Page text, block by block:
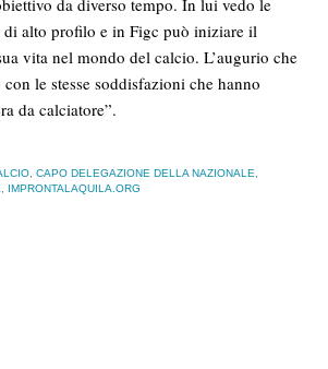
alto profilo e in Figc può iniziare il
vita nel mondo del calcio. L’augurio che
le stesse soddisfazioni che hanno
da calciatore”.
CAPO DELEGAZIONE DELLA NAZIONALE
IMPRONTALAQUILA.ORG